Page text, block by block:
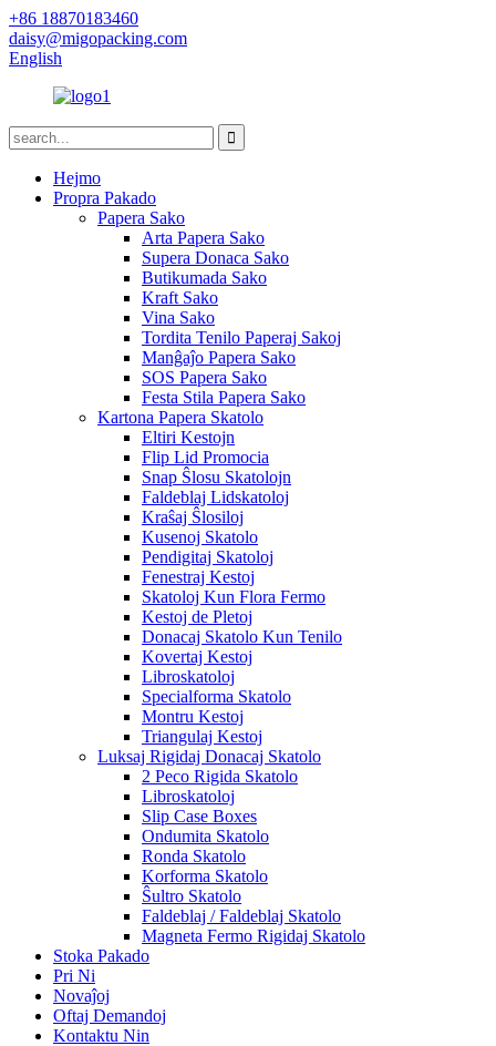
+86 18870183460
daisy@migopacking.com
English
Hejmo
Propra Pakado
Papera Sako
Arta Papera Sako
Supera Donaca Sako
Butikumada Sako
Kraft Sako
Vina Sako
Tordita Tenilo Paperaj Sakoj
Manĝaĵo Papera Sako
SOS Papera Sako
Festa Stila Papera Sako
Kartona Papera Skatolo
Eltiri Kestojn
Flip Lid Promocia
Snap Ŝlosu Skatolojn
Faldeblaj Lidskatoloj
Kraŝaj Ŝlosiloj
Kusenoj Skatolo
Pendigitaj Skatoloj
Fenestraj Kestoj
Skatoloj Kun Flora Fermo
Kestoj de Pletoj
Donacaj Skatolo Kun Tenilo
Kovertaj Kestoj
Libroskatoloj
Specialforma Skatolo
Montru Kestoj
Triangulaj Kestoj
Luksaj Rigidaj Donacaj Skatolo
2 Peco Rigida Skatolo
Libroskatoloj
Slip Case Boxes
Ondumita Skatolo
Ronda Skatolo
Korforma Skatolo
Ŝultro Skatolo
Faldeblaj / Faldeblaj Skatolo
Magneta Fermo Rigidaj Skatolo
Stoka Pakado
Pri Ni
Novaĵoj
Oftaj Demandoj
Kontaktu Nin